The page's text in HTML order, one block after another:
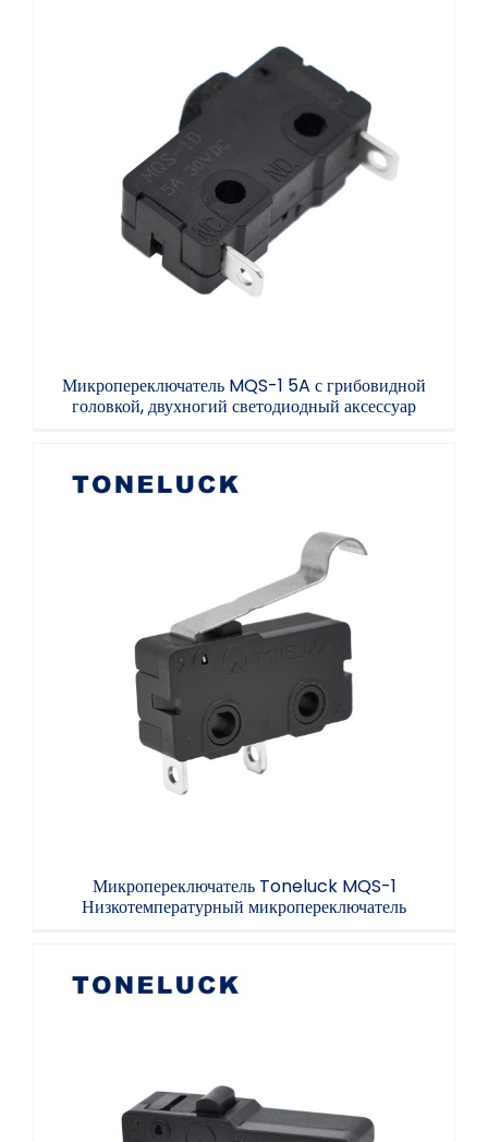
Микропереключатель MQS-1 5A с
грибовидной головкой, двухногий
светодиодный аксессуар
Микропереключатель MQS-1 5A с грибовидной
головкой, двухногий светодиодный аксессуар
Микропереключатель Toneluck MQS-1
Низкотемпературный микропереключатель
Микропереключатель Toneluck MQS-1
Низкотемпературный микропереключатель